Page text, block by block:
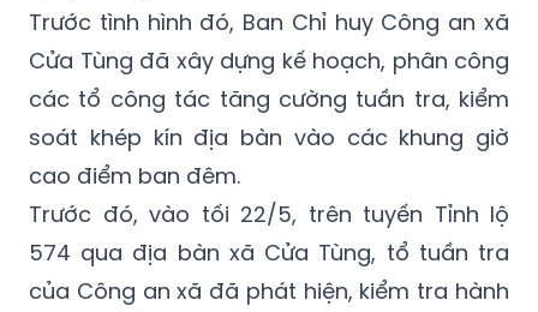
Trước tình hình đó, Ban Chỉ huy Công an xã
Cửa Tùng đã xây dựng kế hoạch, phân công
các tổ công tác tăng cường tuần tra, kiểm
soát khép kín địa bàn vào các khung giờ
cao điểm ban đêm.
Trước đó, vào tối 22/5, trên tuyến Tỉnh lộ
574 qua địa bàn xã Cửa Tùng, tổ tuần tra
của Công an xã đã phát hiện, kiểm tra hành